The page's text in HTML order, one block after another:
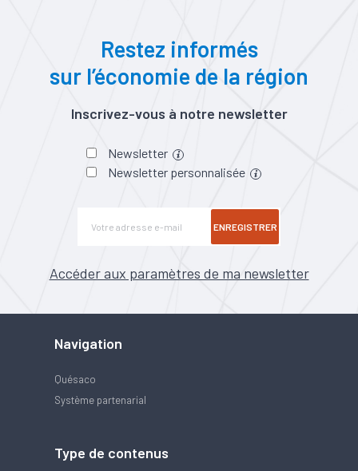
#Transition énergétique
Restez informés
sur l’économie de la région
Inscrivez-vous à notre newsletter
Newsletter
Newsletter personnalisée
ENREGISTRER
Accéder aux paramètres de ma newsletter
Navigation
Quésaco
Système partenarial
Type de contenus